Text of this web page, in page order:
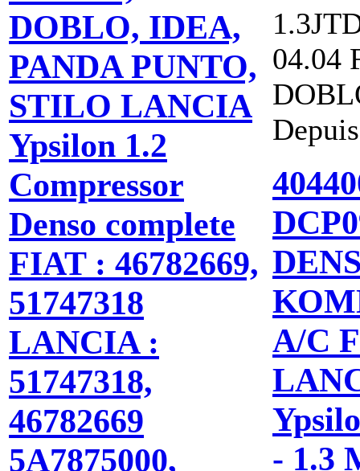
DOBLO, IDEA,
PANDA PUNTO,
STILO LANCIA
Ypsilon 1.2
Compressor
Denso complete
FIAT : 46782669,
51747318
LANCIA :
51747318,
46782669
5A7875000,
04.04
A/C
- 1.3